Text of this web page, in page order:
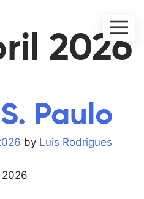
2026
Paulo
by Luis Rodrigues